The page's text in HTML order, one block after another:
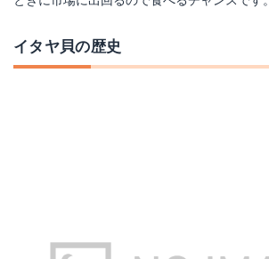
イタヤ貝の歴史